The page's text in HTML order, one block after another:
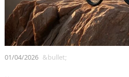
01/04/2026 &bullet;